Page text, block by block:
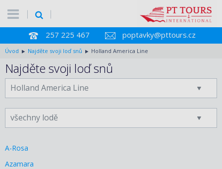
257 225 467 poptavky@pttours.cz
Úvod Najděte svoji loď snů Holland America Line
Najděte svoji loď snů
A-Rosa
Azamara